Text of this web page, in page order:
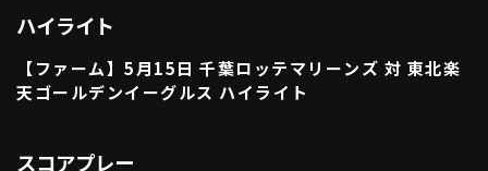
交流戦
オリックス・バファローズ
福岡ソフトバンクホークス
設定
ハイライト
【ファーム】5月15日 千葉ロッテマリーンズ 対 東北楽
天ゴールデンイーグルス ハイライト
スコアプレー